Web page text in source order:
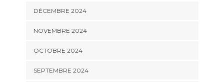
DÉCEMBRE 2024
NOVEMBRE 2024
OCTOBRE 2024
SEPTEMBRE 2024